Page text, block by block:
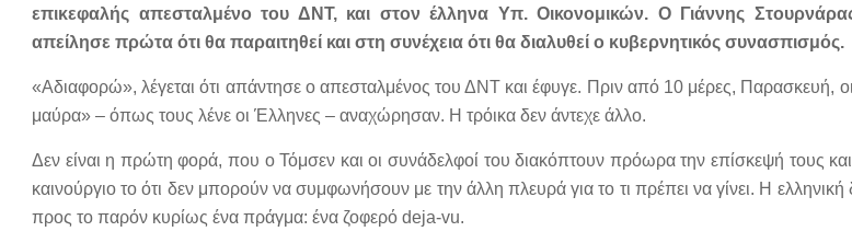
επικεφαλής απεσταλμένο του ΔΝΤ, και στον έλληνα Υπ. Οικονομικών. Ο Γιάννης
απείλησε πρώτα ότι θα παραιτηθεί και στη συνέχεια ότι θα διαλυθεί ο κυβερνητικός συνασπισμός.
«Αδιαφορώ», λέγεται ότι απάντησε ο απεσταλμένος του ΔΝΤ και έφυγε. Πριν από 10 μέρες, Παρασκευή, οι
μαύρα» – όπως τους λένε οι Έλληνες – αναχώρησαν. Η τρόικα δεν άντεχε άλλο.
Δεν είναι η πρώτη φορά, που ο Τόμσεν και οι συνάδελφοί του διακόπτουν πρόωρα την επίσκεψή τους και
καινούργιο το ότι δεν μπορούν να συμφωνήσουν με την άλλη πλευρά για το τι πρέπει να γίνει. Η ελληνική
προς το παρόν κυρίως ένα πράγμα: ένα ζοφερό deja-vu.